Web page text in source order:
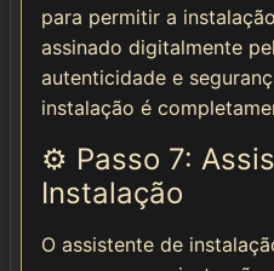
para permitir a
assinado digitalmente
autenticidade e
instalação é
⚙️ Passo 7:
Instalação
O assistente de